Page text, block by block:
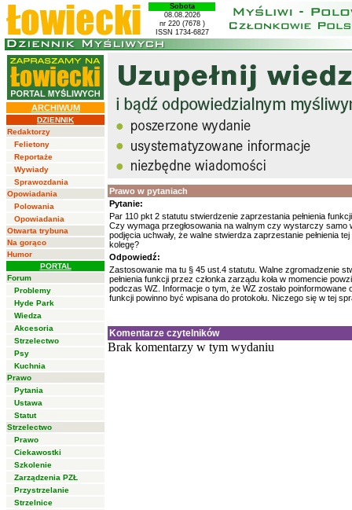
Sobota
08.08.2026
nr 220 (7678 )
ISSN 1734-6827
Komentarze czytelników
Brak komentarzy w tym wydaniu
Prawo w pytaniach
Pytanie:
Par 110 pkt 2 statutu stwierdzenie zaprzestania pełnienia
Czy wymaga przegłosowania na walnym czy wystarczy samo
podjęcia uchwały, że walne stwierdza zaprzestanie pełnienia
kolegę?
Odpowiedź:
Zastosowanie ma tu § 45 ust.4 statutu. Walne zgromadzenie
pełnienia funkcji przez członka zarządu koła w momencie
podczas WZ. Informacje o tym, że WZ zostało poinformowane
funkcji powinno być wpisana do protokołu. Niczego się w tej
ARCHIWUM
DZIENNIK
Redaktorzy
Felietony
Reportaże
Wywiady
Sprawozdania
Opowiadania
Polowania
Opowiadania
Otwarta trybuna
Na gorąco
Humor
PORTAL
Forum
Problemy
Hyde Park
Wiedza
Akcesoria
Strzelectwo
Psy
Kuchnia
Prawo
Pytania
Ustawa
Statut
Strzelectwo
Prawo
Ciekawostki
Szkolenie
Zarządzenia PZŁ
Przystrzelanie
Strzelnice